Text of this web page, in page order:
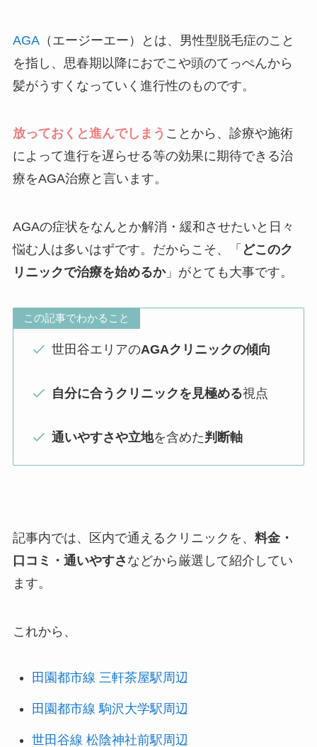
AGA（エージーエー）とは、男性型脱毛症のこと
を指し、思春期以降におでこや頭のてっぺんから
髪がうすくなっていく進行性のものです。
放っておくと進んでしまう ことから、診療や施術
によって進行を遅らせる等の効果に期待できる治
療をAGA治療と言います。
AGAの症状をなんとか解消・緩和させたいと日々
悩む人は多いはずです。だからこそ、「 どこのク
リニックで治療を始めるか」がとても大事です。
この記事でわかること
世田谷エリアのAGAクリニックの傾向
自分に合うクリニックを見極める視点
通いやすさや立地を含めた判断軸
記事内では、区内で通えるクリニックを、 料金・
口コミ・通いやすさ などから厳選して紹介してい
ます。
これから、
田園都市線 三軒茶屋駅周辺
田園都市線 駒沢大学駅周辺
世田谷線 松陰神社前駅周辺